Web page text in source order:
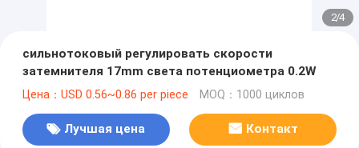
2/4
сильнотоковый регулировать скорости
затемнителя 17mm света потенциометра 0.2W
Цена：USD 0.56~0.86 per piece MOQ：1000 циклов
Лучшая цена Контакт